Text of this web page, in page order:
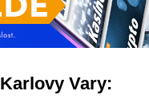
Vary: